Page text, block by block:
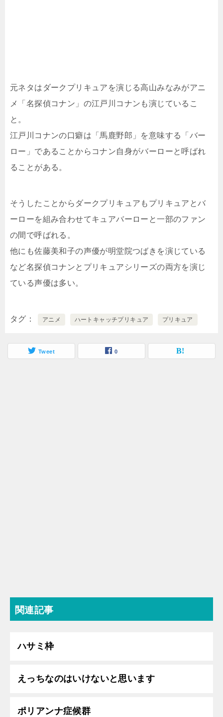
元ネタはダークプリキュアを演じる高山みなみがアニ
メ「名探偵コナン」の江戸川コナンも演じているこ
と。
江戸川コナンの口癖は「馬鹿野郎」を意味する「バー
ロー」であることからコナン自身がバーローと呼ばれ
ることがある。
そうしたことからダークプリキュアもプリキュアとバ
ーローを組み合わせてキュアバーローと一部のファン
の間で呼ばれる。
他にも佐藤美和子の声優が明堂院つばきを演じている
など名探偵コナンとプリキュアシリーズの両方を演じ
ている声優は多い。
タグ アニメ ハートキャッチプリキュア プリキュア
Tweet 0
関連記事
ハサミ枠
えっちなのはいけないと思います
ポリアンナ症候群